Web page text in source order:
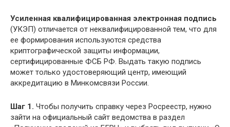
Усиленная квалифицированная электронная подпись
(УКЭП) отличается от неквалифицированной тем, что для
ее формирования используются средства
криптографической защиты информации,
сертифицированные ФСБ РФ. Выдать такую подпись
может только удостоверяющий центр, имеющий
аккредитацию в Минкомсвязи России.
Шаг 1. Чтобы получить справку через Росреестр, нужно
зайти на официальный сайт ведомства в раздел